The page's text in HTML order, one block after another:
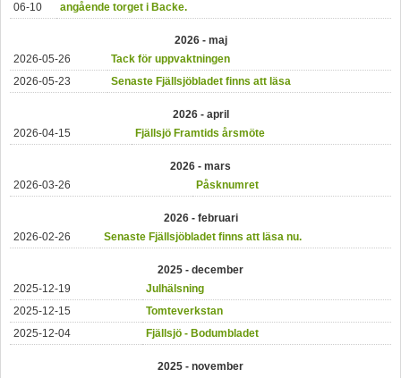
06-10
angående torget i Backe.
2026 - maj
2026-05-26
Tack för uppvaktningen
2026-05-23
Senaste Fjällsjöbladet finns att läsa
2026 - april
2026-04-15
Fjällsjö Framtids årsmöte
2026 - mars
2026-03-26
Påsknumret
2026 - februari
2026-02-26
Senaste Fjällsjöbladet finns att läsa nu.
2025 - december
2025-12-19
Julhälsning
2025-12-15
Tomteverkstan
2025-12-04
Fjällsjö - Bodumbladet
2025 - november